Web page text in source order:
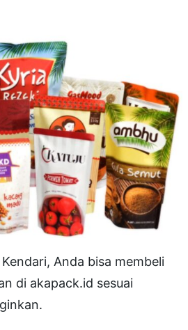
Anda bisa membeli
di akapack.id sesuai